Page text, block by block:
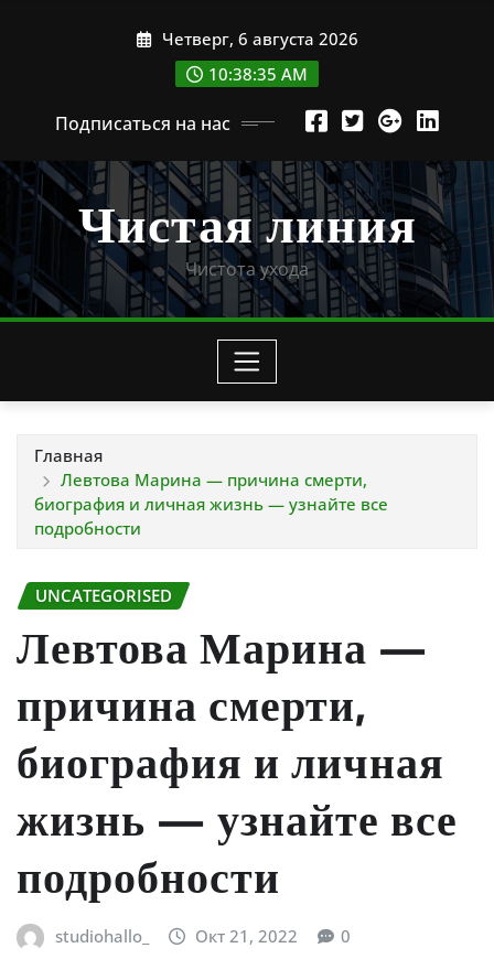
Четверг, 6 августа 2026
10:38:36 AM
Подписаться на нас
Чистая линия
Чистота ухода
Главная
Левтова Марина — причина смерти,
биография и личная жизнь — узнайте все
подробности
UNCATEGORISED
Левтова Марина —
причина смерти,
биография и личная
жизнь — узнайте все
подробности
studiohallo_ Окт 21, 2022 0